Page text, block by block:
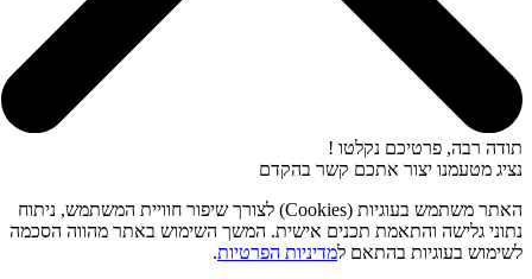
תודה רבה, פרטיכם נקלטו !
נציג מטעמנו יצור אתכם קשר בהקדם
האתר משתמש בעוגיות (Cookies) לצורך שיפור חוויית המשתמש, ניתוח
נתוני גלישה והתאמת תכנים אישית. המשך השימוש באתר מהווה הסכמה
לשימוש בעוגיות בהתאם למדיניות הפרטיות.